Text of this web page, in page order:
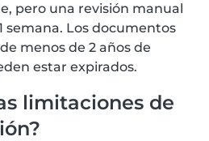
pero una revisión manual
semana. Los documentos
menos de 2 años de
estar expirados.
limitaciones de